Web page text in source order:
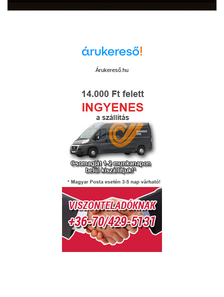
Árukereső.hu